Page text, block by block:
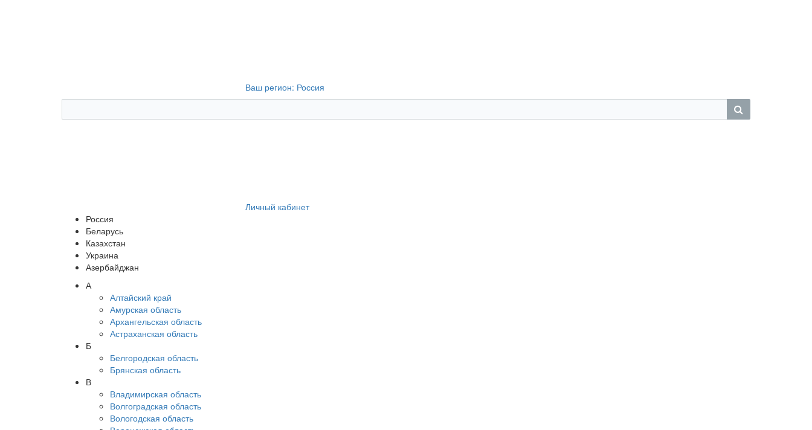
Ваш регион: Россия
Личный кабинет
Россия
Беларусь
Казахстан
Украина
Азербайджан
А
Алтайский край
Амурская область
Архангельская область
Астраханская область
Б
Белгородская область
Брянская область
В
Владимирская область
Волгоградская область
Вологодская область